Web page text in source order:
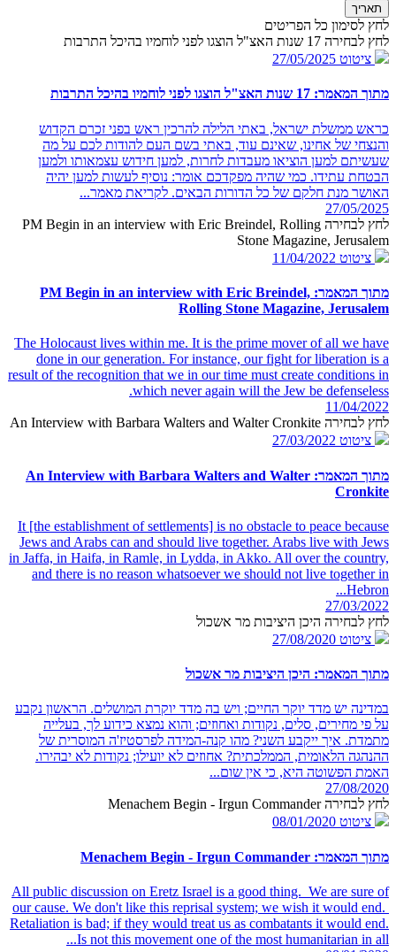
תאריך
לחץ לסימון כל הפריטים
לחץ לבחירה 17 שנות האצ"ל הוצגו לפני לוחמיו בהיכל התרבות
ציטוט 27/05/2025
מתוך המאמר: 17 שנות האצ"ל הוצגו לפני לוחמיו בהיכל התרבות
כראש ממשלת ישראל, באתי הלילה להרכין ראש בפני זכרם הקדוש
והנצחי של אחינו, שאינם עוד, באתי בשם העם להודות לכם על מה
שעשיתם למען הוציאו מעבדות לחרות, למען חידוש עצמאותו ולמען
הבטחת עתידו. כמי שהיה מפקדכם אומר: נוסיף לעשות למען יהיה
האושר מנת חלקם של כל הדורות הבאים. לקריאת מאמר...
27/05/2025
לחץ לבחירה PM Begin in an interview with Eric Breindel, Rolling
Stone Magazine, Jerusalem
ציטוט 11/04/2022
מתוך המאמר: PM Begin in an interview with Eric Breindel,
Rolling Stone Magazine, Jerusalem
The Holocaust lives within me. It is the prime mover of all we have
done in our generation. For instance, our fight for liberation is a
result of the recognition that we in our time must create conditions in
which never again will the Jew be defenseless.
11/04/2022
לחץ לבחירה An Interview with Barbara Walters and Walter Cronkite
ציטוט 27/03/2022
מתוך המאמר: An Interview with Barbara Walters and Walter
Cronkite
It [the establishment of settlements] is no obstacle to peace because
Jews and Arabs can and should live together. Arabs live with Jews
in Jaffa, in Haifa, in Ramle, in Lydda, in Akko. All over the country,
and there is no reason whatsoever we should not live together in
Hebron...
27/03/2022
לחץ לבחירה היכן היציבות מר אשכול
ציטוט 27/08/2020
מתוך המאמר: היכן היציבות מר אשכול
במדינה יש מדד יוקר החיים; ויש בה מדד יוקרת המושלים. הראשון נקבע
על פי מחירים, סלים, נקודות ואחוזים; והוא נמצא כידוע לך, בעלייה
מתמדת. איך ייקבע השני? מהו קנה-המידה לפרסטיז'ה המוסרית של
ההנהגה הלאומית, הממלכתית? אחוזים לא יועילו; נקודות לא יבהירו.
האמת הפשוטה היא, כי אין שום...
27/08/2020
לחץ לבחירה Menachem Begin - Irgun Commander
ציטוט 08/01/2020
מתוך המאמר: Menachem Begin - Irgun Commander
All public discussion on Eretz Israel is a good thing. We are sure of
our cause. We don't like this reprisal system; we wish it would end.
Retaliation is bad; if they would treat us as combatants it would end.
Is not this movement one of the most humanitarian in all...